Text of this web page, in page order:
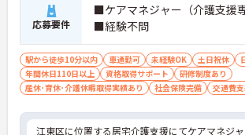
応募要件
■ケアマネジャー（介護支援
■経験不問
駅から徒歩10分以内 車通勤可 未経験OK 土日祝休
年間休日110日以上
資格取得サポート
研修制度あり
産休･育休･介護休暇取得実績あり
社会保険完備 交通費
江東区に位置する居宅介護支援にてケアマネジ